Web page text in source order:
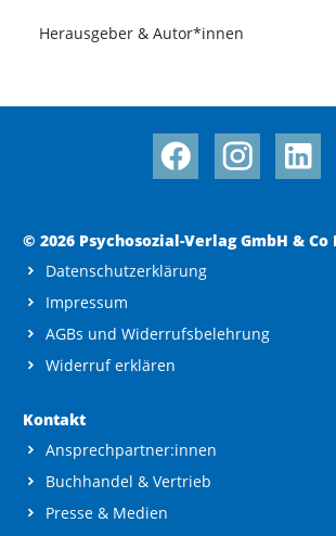
Herausgeber & Autor*innen
© 2026 Psychosozial-Verlag GmbH & Co
Datenschutzerklärung
Impressum
AGBs und Widerrufsbelehrung
Widerruf erklären
Kontakt
Ansprechpartner:innen
Buchhandel & Vertrieb
Presse & Medien